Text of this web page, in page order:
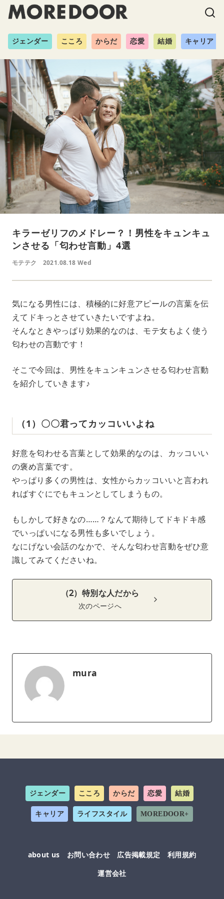
ジェンダー こころ からだ 恋愛 結婚 キャリア
キラーゼリフのメドレー？！男性をキュンキュ
ンさせる「匂わせ言動」4選
モテテク 2021.08.18 Wed
気になる男性には、積極的に好意アピールの言葉を伝
えてドキっとさせていきたいですよね。
そんなときやっぱり効果的なのは、モテ女もよく使う
匂わせの言動です！
そこで今回は、男性をキュンキュンさせる匂わせ言動
を紹介していきます♪
（1）〇〇君ってカッコいいよね
好意を匂わせる言葉として効果的なのは、カッコいい
の褒め言葉です。
やっぱり多くの男性は、女性からカッコいいと言われ
ればすぐにでもキュンとしてしまうもの。
もしかして好きなの……？なんて期待してドキドキ感
でいっぱいになる男性も多いでしょう。
なにげない会話のなかで、そんな匂わせ言動をぜひ意
識してみてくださいね。
（2）特別な人だから
次のページへ
mura
ジェンダー こころ からだ 恋愛 結婚
キャリア ライフスタイル MOREDOOR+
about us お問い合わせ 広告掲載規定
利用規約
運営会社